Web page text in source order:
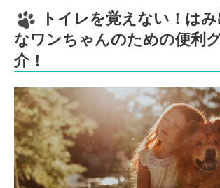
トイレを覚えない！は
なワンちゃんのための便利
介！